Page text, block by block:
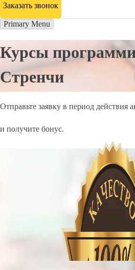
Заказать звонок
Primary Menu
Курсы
Стренчи
Отправьте заявку в период действия
и получите бонус.